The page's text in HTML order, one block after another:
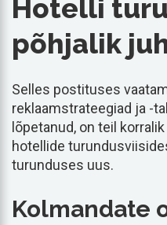
Hotelli
põhjalik
Selles postituses
reklaamstrateegiad ja -
lõpetanud, on teil
hotellide
turunduses uus.
Kolmandate